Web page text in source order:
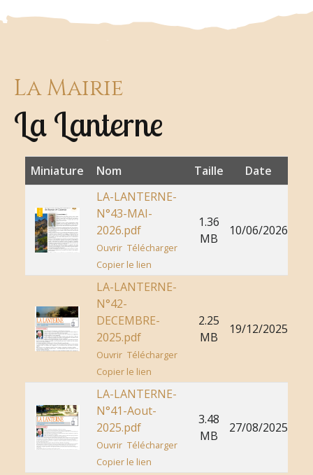
La Mairie
La Lanterne
Miniature Nom Taille
Date
LA-LANTERNE-
N°43-MAI-
2026.pdf
Ouvrir Télécharger
Copier le lien
1.36
MB
10/06/2026
LA-LANTERNE-
N°42-
DECEMBRE-
2025.pdf
Ouvrir Télécharger
Copier le lien
2.25
MB
19/12/2025
LA-LANTERNE-
N°41-Aout-
2025.pdf
Ouvrir Télécharger
Copier le lien
3.48
MB
27/08/2025